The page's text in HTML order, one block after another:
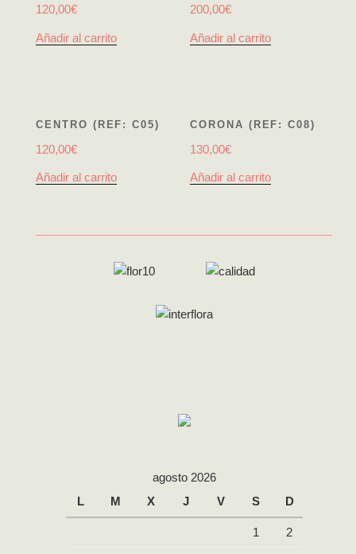
120,00€
Añadir al carrito
200,00€
Añadir al carrito
CENTRO (REF: C05)
120,00€
Añadir al carrito
CORONA (REF: C08)
130,00€
Añadir al carrito
agosto 2026
L
M X J V S D
1 2